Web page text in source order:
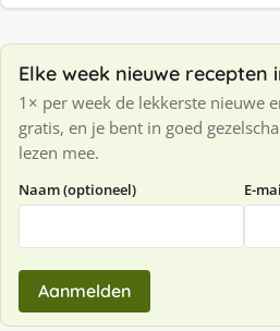
Elke week nieuwe recepten
1× per week de lekkerste nieuwe
gratis, en je bent in goed
lezen mee.
Naam (optioneel) E-
Aanmelden